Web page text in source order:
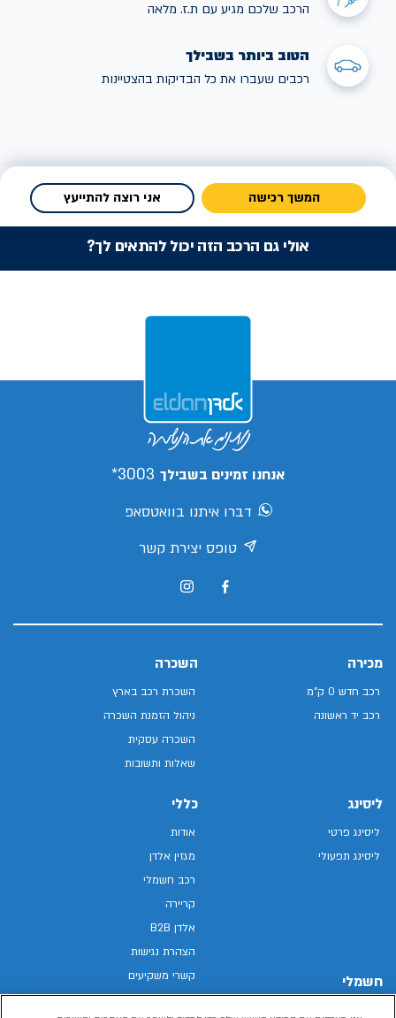
הרכב שלכם מגיע עם ת.ז. מלאה
הטוב ביותר בשבילך
רכבים שעברו את כל הבדיקות בהצטיינות
המשך רכישה אני רוצה להתייעץ
אולי גם הרכב הזה יכול להתאים לך?
אנחנו זמינים בשבילך 3003*
דברו איתנו בוואטסאפ
טופס יצירת קשר
מכירה
רכב חדש 0 ק"מ
רכב יד ראשונה
השכרה
השכרת רכב בארץ
ניהול הזמנת השכרה
השכרה עסקית
שאלות ותשובות
ליסינג
ליסינג פרטי
ליסינג תפעולי
חשמלי
כללי
אודות
מגזין אלדן
רכב חשמלי
קריירה
אלדן B2B
הצהרת נגישות
קשרי משקיעים
מפת האתר